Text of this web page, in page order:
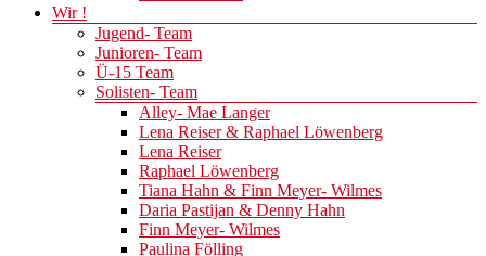
Wir !
Jugend- Team
Junioren- Team
Ü-15 Team
Solisten- Team
Alley- Mae Langer
Lena Reiser & Raphael Löwenberg
Lena Reiser
Raphael Löwenberg
Tiana Hahn & Finn Meyer- Wilmes
Daria Pastijan & Denny Hahn
Finn Meyer- Wilmes
Paulina Fölling